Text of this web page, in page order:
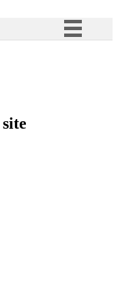
à informação